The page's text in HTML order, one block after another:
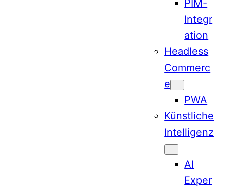
PIM-
Integr
ation
Headless
Commerc
e
PWA
Künstliche
Intelligenz
AI
Exper